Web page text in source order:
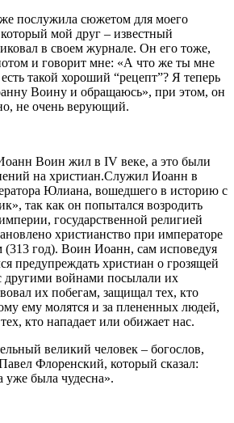
послужила сюжетом для моего
мой друг – известный
в своем журнале. Он его тоже,
и говорит мне: «А что же ты мне
такой хороший “рецепт”? Я теперь
Воину и обращаюсь», при этом, он
не очень верующий.
Воин жил в IV веке, а это были
на христиан.Служил Иоанн в
Юлиана, вошедшего в историю с
так как он попытался возродить
государственной религией
христианство при императоре
(313 год). Воин Иоанн, сам исповедуя
предупреждать христиан о грозящей
другими войнами посылали их
их побегам, защищал тех, кто
ему молятся и за плененных людей,
кто нападает или обижает нас.
великий человек – богослов,
Флоренский, который сказал:
уже была чудесна».